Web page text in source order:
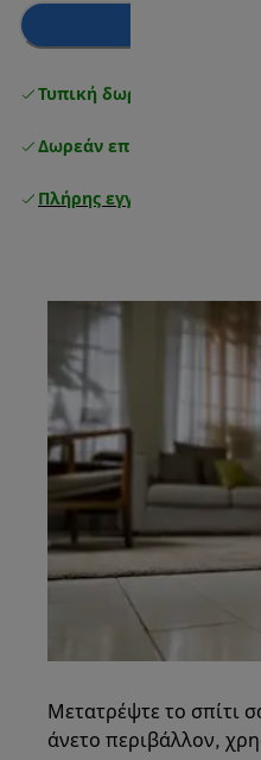
Τυπική δωρεάν παράδοση
Δωρεάν επιστροφές
Πλήρης εγγύηση
Μετατρέψτε το σπίτι
άνετο περιβάλλον,